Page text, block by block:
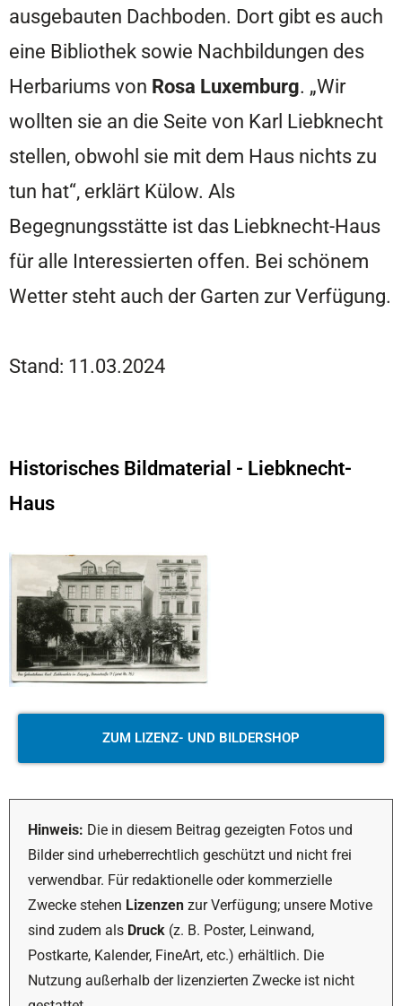
ausgebauten Dachboden. Dort gibt es auch
eine Bibliothek sowie Nachbildungen des
Herbariums von Rosa Luxemburg. „Wir
wollten sie an die Seite von Karl Liebknecht
stellen, obwohl sie mit dem Haus nichts zu
tun hat“, erklärt Külow. Als
Begegnungsstätte ist das Liebknecht-Haus
für alle Interessierten offen. Bei schönem
Wetter steht auch der Garten zur Verfügung.
Stand: 11.03.2024
Historisches Bildmaterial - Liebknecht-
Haus
ZUM LIZENZ- UND BILDERSHOP
Hinweis: Die in diesem Beitrag gezeigten Fotos und
Bilder sind urheberrechtlich geschützt und nicht frei
verwendbar. Für redaktionelle oder kommerzielle
Zwecke stehen Lizenzen zur Verfügung; unsere Motive
sind zudem als Druck (z. B. Poster, Leinwand,
Postkarte, Kalender, FineArt, etc.) erhältlich. Die
Nutzung außerhalb der lizenzierten Zwecke ist nicht